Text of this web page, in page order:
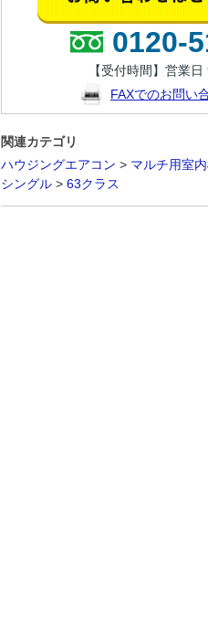
0120-
【受付時間】営業
FAXでのお問い
関連カテゴリ
ハウジングエアコン > マルチ用室
シングル > 63クラス